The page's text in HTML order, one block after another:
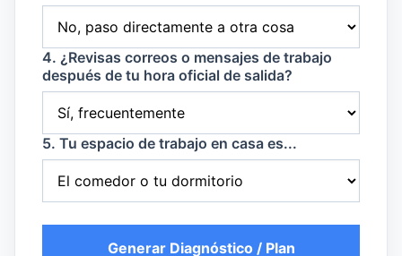
4. ¿Revisas correos o mensajes de trabajo
después de tu hora oficial de salida?
5. Tu espacio de trabajo en casa es...
Generar Diagnóstico / Plan